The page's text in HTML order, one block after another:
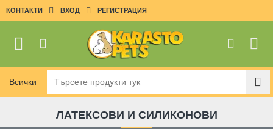
КОНТАКТИ ВХОД РЕГИСТРАЦИЯ
Всички
Търсете
продукти
ЛАТЕКСОВИ И СИЛИКОНОВИ